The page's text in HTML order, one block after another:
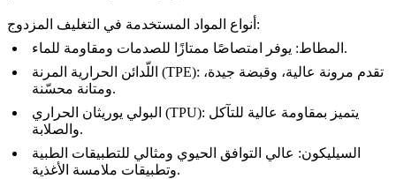
أنواع المواد المستخدمة في التغليف المزدوج:
المطاط: يوفر امتصاصًا ممتازًا للصدمات ومقاومة للماء.
اللّدائن الحرارية المرنة (TPE):
ومتانة محسّنة.
البولي يوريثان الحراري (TPU):
والصلابة.
السيليكون: عالي التوافق الحيوي ومثالي للتطبيقات الطبية
وتطبيقات ملامسة الأغذية.